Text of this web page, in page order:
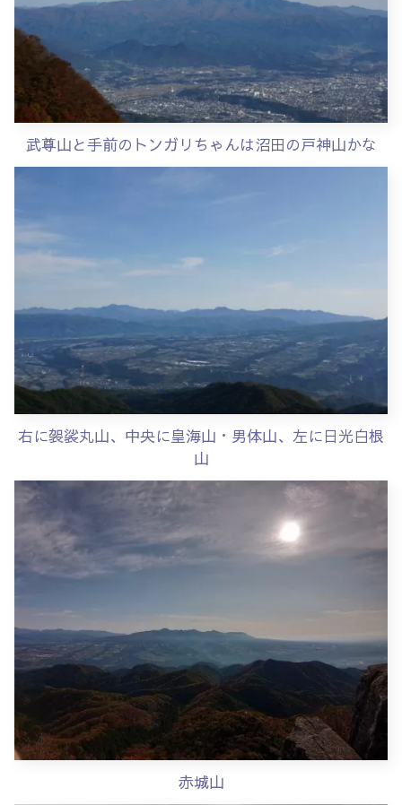
武尊山と手前のトンガリちゃんは沼田の戸神山かな
右に袈裟丸山、中央に皇海山・男体山、左に日光白根
山
赤城山